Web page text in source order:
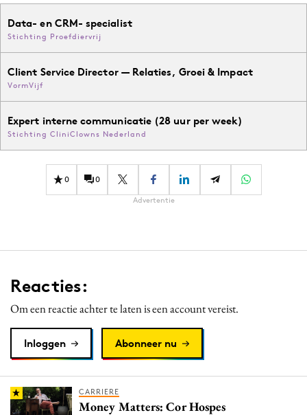
Data- en CRM- specialist
Stichting Proefdiervrij
Client Service Director — Relaties, Groei & Impact
VormVijf
Expert interne communicatie (28 uur per week)
Stichting CliniClowns Nederland
0 0
Advertentie
Reacties:
Om een reactie achter te laten is een account vereist.
Inloggen Abonneer nu
CARRIERE
Money Matters: Cor Hospes